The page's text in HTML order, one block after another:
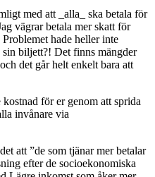
med att _alla_ ska betala för
vägrar betala mer skatt för
hade heller inte
biljett?! Det finns mängder
det går helt enkelt bara att
för er genom att sprida
invånare via
att ”de som tjänar mer betalar
efter de socioekonomiska